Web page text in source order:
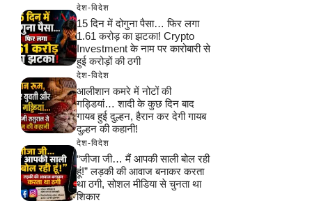
देश-विदेश
15 दिन में दोगुना पैसा… फिर लगा
1.61 करोड़ का झटका! Crypto
Investment के नाम पर कारोबारी से
हुई करोड़ों की ठगी
देश-विदेश
आलीशान कमरे में नोटों की
गड्डियां… शादी के कुछ दिन बाद
गायब हुई दुल्हन, हैरान कर देगी गायब
दुल्हन की कहानी!
देश-विदेश
“जीजा जी… मैं आपकी साली बोल रही
हूं!” लड़की की आवाज बनाकर करता
था ठगी, सोशल मीडिया से चुनता था
शिकार